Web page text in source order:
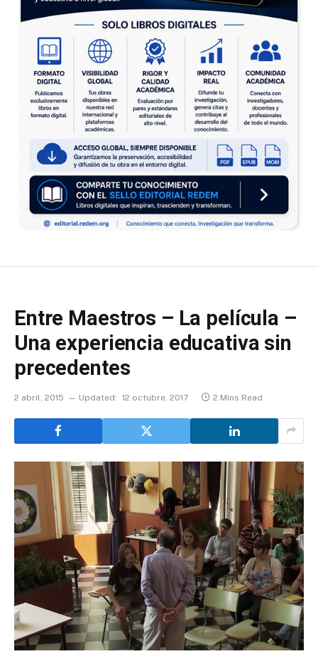
Entre Maestros – La película –
Una experiencia educativa sin
precedentes
2 abril, 2015 Updated: 12 octubre, 2017 2 Mins Read